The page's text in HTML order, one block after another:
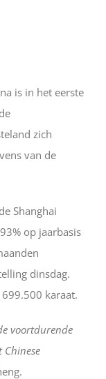
is in het eerste
zich
van de
Shanghai
op jaarbasis
dinsdag.
karaat.
voortdurende